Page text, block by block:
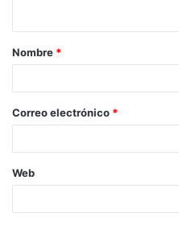
Nombre *
Correo electrónico *
Web